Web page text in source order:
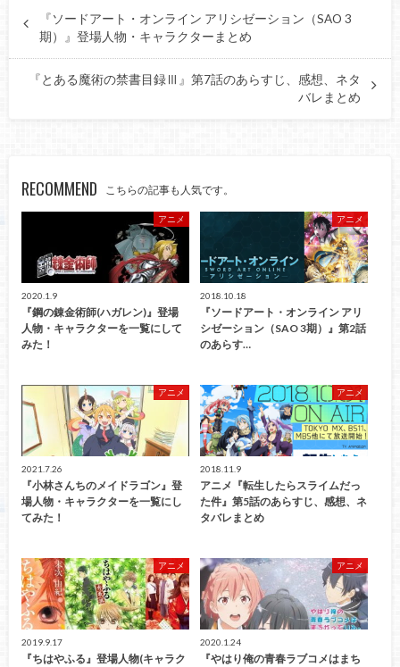
『ソードアート・オンライン アリシゼーション（SAO 3
期）』登場人物・キャラクターまとめ
『とある魔術の禁書目録Ⅲ』第7話のあらすじ、感想、ネタ
バレまとめ
RECOMMEND こちらの記事も人気です。
アニメ
2020.1.9
『鋼の錬金術師(ハガレン)』登場
人物・キャラクターを一覧にして
みた！
アニメ
2018.10.18
『ソードアート・オンライン アリ
シゼーション（SAO 3期）』第2話
のあらす…
アニメ
2021.7.26
『小林さんちのメイドラゴン』登
場人物・キャラクターを一覧にし
てみた！
アニメ
2018.11.9
アニメ『転生したらスライムだっ
た件』第5話のあらすじ、感想、ネ
タバレまとめ
アニメ
2019.9.17
『ちはやふる』登場人物(キャラク
アニメ
2020.1.24
『やはり俺の青春ラブコメはまち